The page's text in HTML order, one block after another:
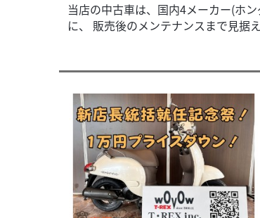
当店の中古車は、国内4メーカー(ホ
に、 販売後のメンテナンスまで見据